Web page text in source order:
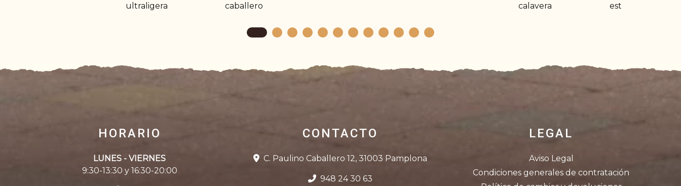
caballero
estampada
Dibujo gamer
HORARIO
LUNES - VIERNES
9:30-13:30 y 16:30-20:00
CONTACTO
C. Paulino Caballero 12, 31003 Pamplona
948 24 30 63
LEGAL
Aviso Legal
Condiciones generales de contratación